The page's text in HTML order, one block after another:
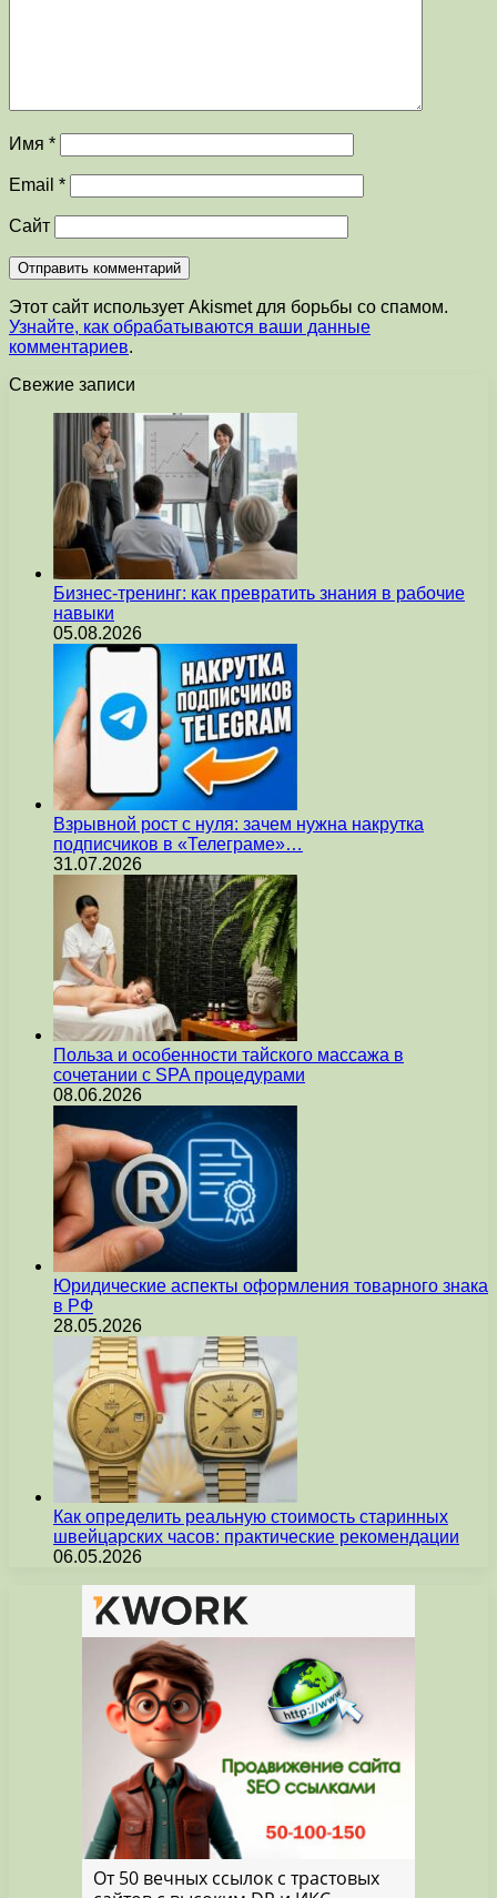
Имя *
Email *
Сайт
Этот сайт использует Akismet для борьбы со спамом.
Узнайте, как обрабатываются ваши данные
комментариев.
Свежие записи
Бизнес-тренинг: как превратить знания в рабочие
навыки
05.08.2026
Взрывной рост с нуля: зачем нужна накрутка
подписчиков в «Телеграме»…
31.07.2026
Польза и особенности тайского массажа в
сочетании с SPA процедурами
08.06.2026
Юридические аспекты оформления товарного знака
в РФ
28.05.2026
Как определить реальную стоимость старинных
швейцарских часов: практические рекомендации
06.05.2026